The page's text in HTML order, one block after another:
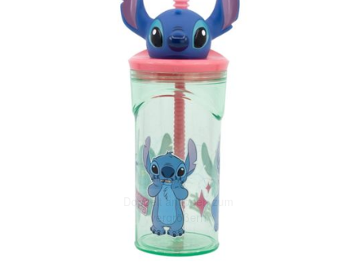
Doppelt antippen zum
vergrößern